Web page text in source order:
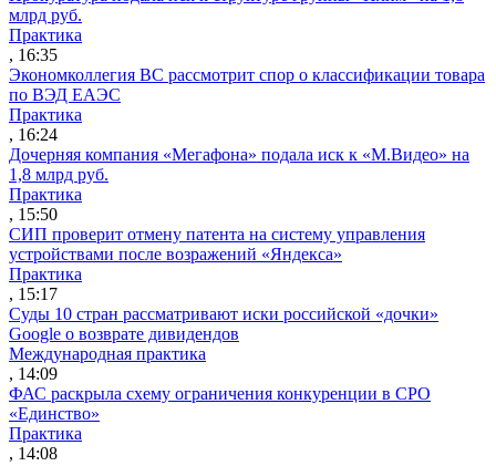
млрд руб.
Практика
, 16:35
Экономколлегия ВС рассмотрит спор о классификации товара
по ВЭД ЕАЭС
Практика
, 16:24
Дочерняя компания «Мегафона» подала иск к «М.Видео» на
1,8 млрд руб.
Практика
, 15:50
СИП проверит отмену патента на систему управления
устройствами после возражений «Яндекса»
Практика
, 15:17
Суды 10 стран рассматривают иски российской «дочки»
Google о возврате дивидендов
Международная практика
, 14:09
ФАС раскрыла схему ограничения конкуренции в СРО
«Единство»
Практика
, 14:08